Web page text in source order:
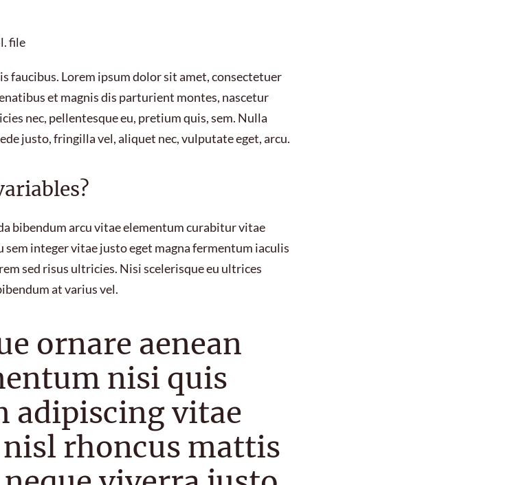
file
faucibus. Lorem ipsum dolor sit amet, consectetuer
et magnis dis parturient montes, nascetur
nec, pellentesque eu, pretium quis, sem. Nulla
justo, fringilla vel, aliquet nec, vulputate eget, arcu.
bibendum arcu vitae elementum curabitur vitae
sem integer vitae justo eget magna fermentum iaculis
sed risus ultricies. Nisi scelerisque eu ultrices
at varius vel.
ornare aenean
nisi quis
adipiscing vitae
rhoncus mattis